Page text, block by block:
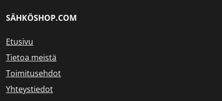
SÄHKÖSHOP.COM
Etusivu
Tietoa meistä
Toimitusehdot
Yhteystiedot